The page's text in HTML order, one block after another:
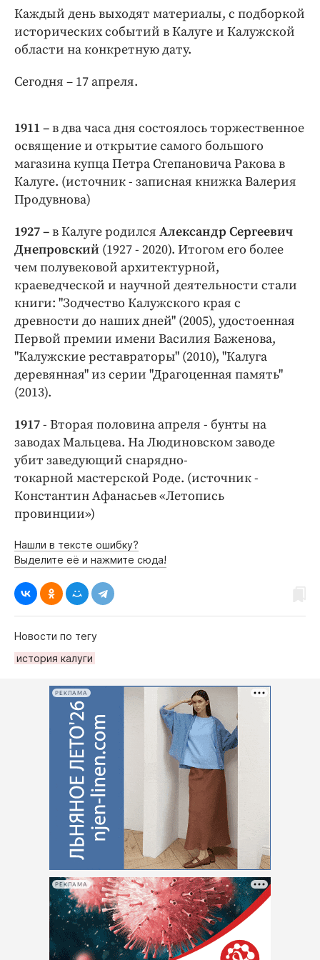
Клиника года
Бренд года
Каждый день выходят материалы, с подборкой
исторических событий в Калуге и Калужской
области на конкретную дату.
Сегодня – 17 апреля.
1911 –в два часа дня состоялось торжественное
освящение и открытие самого большого
магазина купца Петра Степановича Ракова в
Калуге. (источник - записная книжка Валерия
Продувнова)
1927 –в Калуге родился Александр Сергеевич
Днепровский (1927 - 2020). Итогом его более
чем полувековой архитектурной,
краеведческой и научной деятельности стали
книги: "Зодчество Калужского края с
древности до наших дней" (2005), удостоенная
Первой премии имени Василия Баженова,
"Калужские реставраторы" (2010), "Калуга
деревянная" из серии "Драгоценная память"
(2013).
1917- Вторая половина апреля - бунты на
заводах Мальцева. На Людиновском заводе
убит заведующий снарядно-
токарной мастерской Роде. (источник -
Константин Афанасьев «Летопись
провинции»)
Нашли в тексте ошибку?
Выделите её и нажмите сюда!
Новости по тегу
история калуги
РЕКЛАМА
РЕКЛАМА